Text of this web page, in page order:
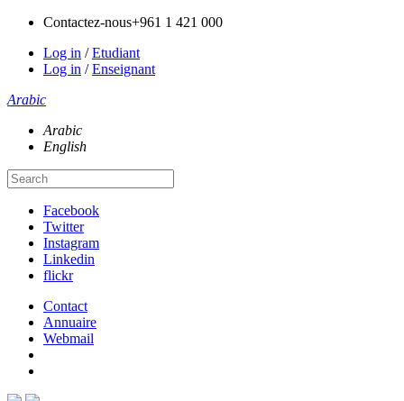
Contactez-nous+961 1 421 000
Log in /Etudiant
Log in /Enseignant
Arabic
Arabic
English
Facebook
Twitter
Instagram
Linkedin
flickr
Contact
Annuaire
Webmail